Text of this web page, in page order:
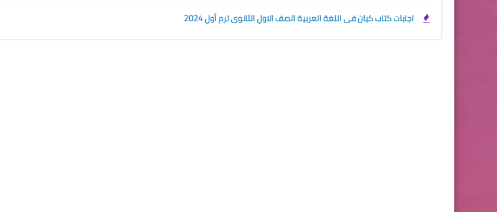
اجابات كتاب كيان فى اللغة العربية الصف الاول الثانوى ترم أول 2024